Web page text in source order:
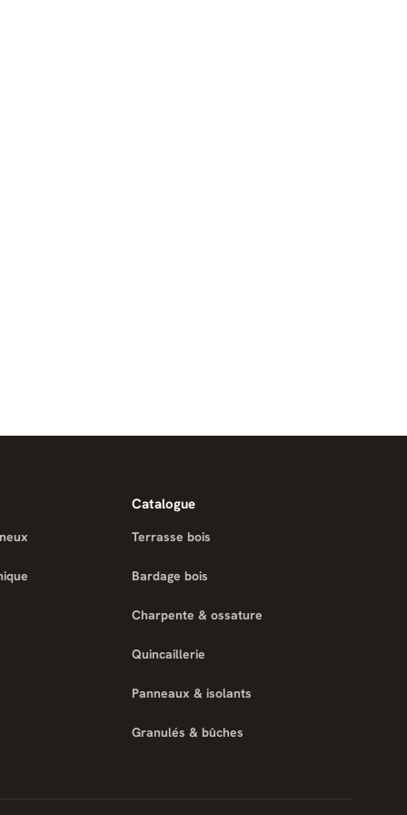
Catalogue
Terrasse bois
Bardage bois
Charpente & ossature
Quincaillerie
Panneaux & isolants
Granulés & bûches